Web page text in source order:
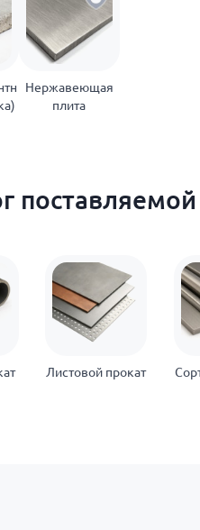
Нержавеющая
плита
Листовой прокат